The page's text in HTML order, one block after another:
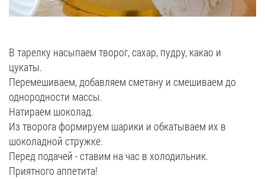
В тарелку насыпаем творог, сахар, пудру, какао и
цукаты.
Перемешиваем, добавляем сметану и смешиваем до
однородности массы.
Натираем шоколад.
Из творога формируем шарики и обкатываем их в
шоколадной стружке.
Перед подачей - ставим на час в холодильник.
Приятного аппетита!